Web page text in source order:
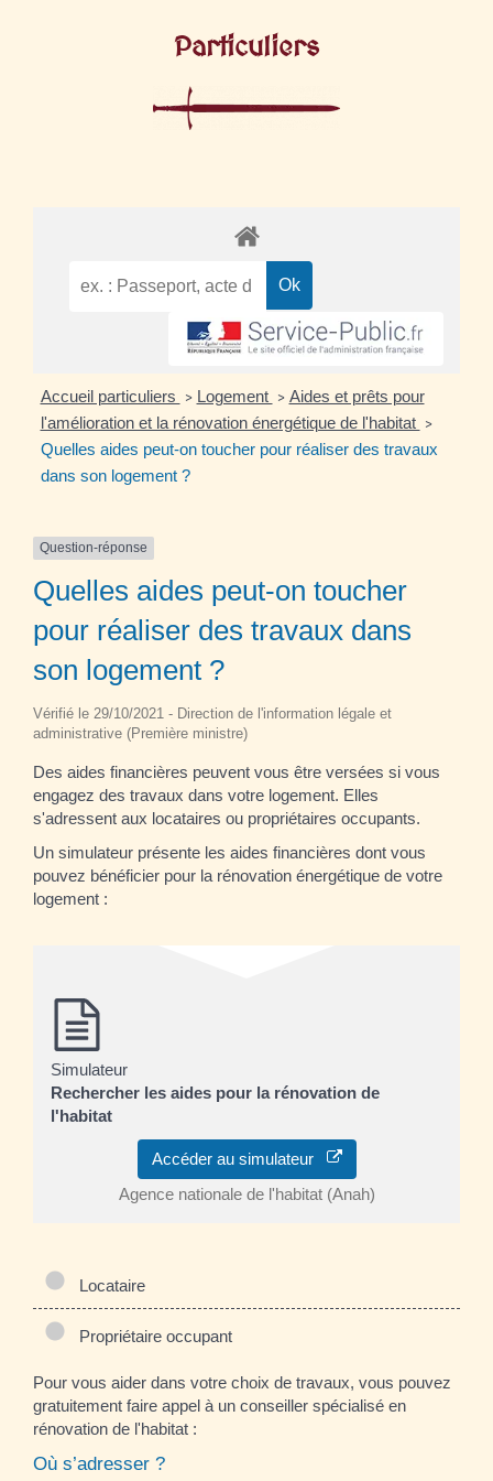
Particuliers
Accueil particuliers > Logement > Aides et prêts pour
l'amélioration et la rénovation énergétique de l'habitat >
Quelles aides peut-on toucher pour réaliser des travaux
dans son logement ?
Question-réponse
Quelles aides peut-on toucher
pour réaliser des travaux dans
son logement ?
Vérifié le 29/10/2021 - Direction de l'information légale et
administrative (Première ministre)
Des aides financières peuvent vous être versées si vous
engagez des travaux dans votre logement. Elles
s'adressent aux locataires ou propriétaires occupants.
Un simulateur présente les aides financières dont vous
pouvez bénéficier pour la rénovation énergétique de votre
logement :
Simulateur
Rechercher les aides pour la rénovation de
l'habitat
Accéder au simulateur
Agence nationale de l'habitat (Anah)
Locataire
Propriétaire occupant
Pour vous aider dans votre choix de travaux, vous pouvez
gratuitement faire appel à un conseiller spécialisé en
rénovation de l'habitat :
Où s’adresser ?